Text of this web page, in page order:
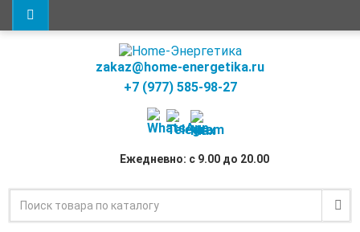
zakaz@home-energetika.ru
+7 (977) 585-98-27
Ежедневно: с 9.00 до 20.00